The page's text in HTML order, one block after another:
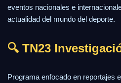
eventos nacionales e
actualidad del mundo del deporte.
🔍 TN23
Programa enfocado en reportajes